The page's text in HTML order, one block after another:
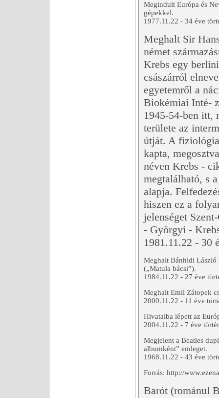
Megindult Európa és
gépekkel.
1977.11.22 - 34 éve
Meghalt Sir
német
Krebs egy
császárról
egyetemről a
Biokémiai Inté-
1945-54-ben itt,
területe az
útját. A
kapta,
néven Krebs -
megtalálható, s
alapja.
hiszen ez a
jelenséget
- Györgyi -
1981.11.22 - 30
Meghalt Bánhidi László
(„Matula bácsi”).
1984.11.22 - 27 éve
Meghalt Emil Zátopek
2000.11.22 - 11 éve
Hivatalba lépett az
2004.11.22 - 7 éve
Megjelent a Beatles
albumként” emleget.
1968.11.22 - 43 éve
Forrás: http://
Barót (románul